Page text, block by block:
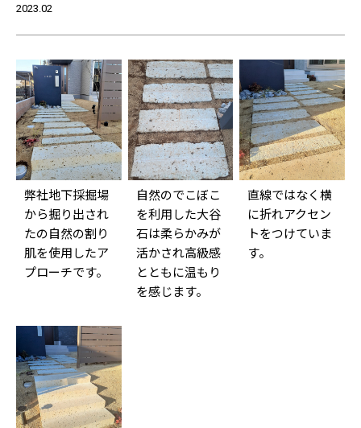
2023.02
弊社地下採掘場
から掘り出され
たの自然の割り
肌を使用したア
プローチです。
自然のでこぼこ
を利用した大谷
石は柔らかみが
活かされ高級感
とともに温もり
を感じます。
直線ではなく横
に折れアクセン
トをつけていま
す。